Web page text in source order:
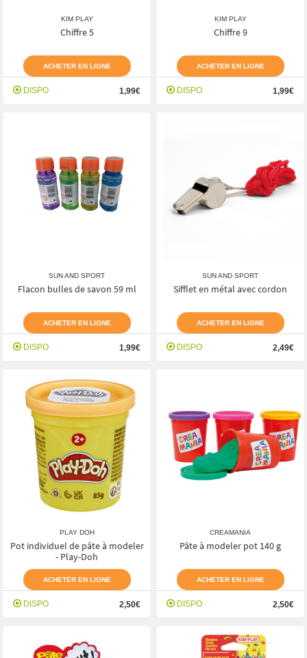
KIM PLAY
Chiffre 5
ACHETER EN LIGNE
DISPO 1,99€
KIM PLAY
Chiffre 9
ACHETER EN LIGNE
DISPO 1,99€
SUN AND SPORT
Flacon bulles de savon 59 ml
ACHETER EN LIGNE
DISPO 1,99€
SUN AND SPORT
Sifflet en métal avec cordon
ACHETER EN LIGNE
DISPO 2,49€
PLAY DOH
Pot individuel de pâte à modeler
- Play-Doh
ACHETER EN LIGNE
DISPO 2,50€
CREAMANIA
Pâte à modeler pot 140 g
ACHETER EN LIGNE
DISPO 2,50€